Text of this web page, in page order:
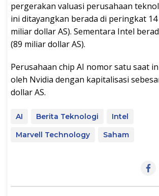
pergerakan valuasi perusahaan
ini ditayangkan berada di peringkat 14
miliar dollar AS). Sementara Intel
(89 miliar dollar AS).
Perusahaan chip AI nomor satu saat
oleh Nvidia dengan kapitalisasi
dollar AS.
AI Berita Teknologi
Intel
Marvell Technology
Saham